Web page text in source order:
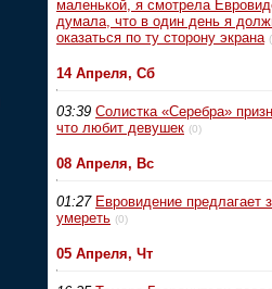
маленькой, я смотрела
думала, что в один день я
оказаться по ту сторону экрана
14 Апреля, Сб
03:39 Солистка «Серебра»
что любит девушек (0)
08 Апреля, Вс
01:27 Евровидение предлагает
умереть (0)
05 Апреля, Чт